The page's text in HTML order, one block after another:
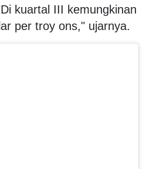
kuartal III kemungkinan
per troy ons," ujarnya.